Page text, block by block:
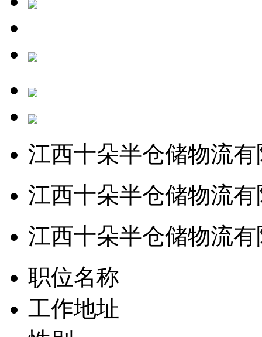
江西十朵半仓储物流
江西十朵半仓储物流
江西十朵半仓储物流
职位名称
工作地址